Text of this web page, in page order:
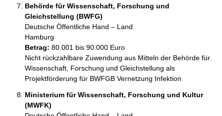
Behörde für Wissenschaft, Forschung und
Gleichstellung (BWFG)
Deutsche Öffentliche Hand – Land
Hamburg
Betrag: 80.001 bis 90.000 Euro
Nicht rückzahlbare Zuwendung aus Mitteln der Behörde für
Wissenschaft, Forschung und Gleichstellung als
Projektförderung für BWFGB Vernetzung Infektion
Ministerium für Wissenschaft, Forschung und Kultur
(MWFK)